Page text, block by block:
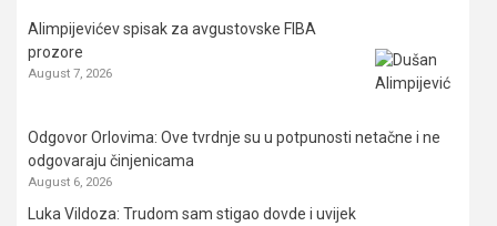
Alimpijevićev spisak za avgustovske FIBA
prozore
August 7, 2026
Odgovor Orlovima: ​Ove tvrdnje su u potpunosti netačne i ne
odgovaraju činjenicama
August 6, 2026
Luka Vildoza: Trudom sam stigao dovde i uvijek